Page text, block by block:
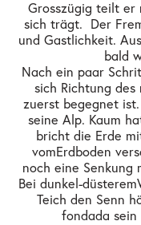
Grosszügig teilt er
sich trägt. Der
und Gastlichkeit.
bald
Nach ein paar
sich Richtung
zuerst begegnet
seine Alp. Kaum
bricht die Erde
vom Erdboden
noch eine Senkung
Bei dunkel-
Teich den Senn
fondada sein